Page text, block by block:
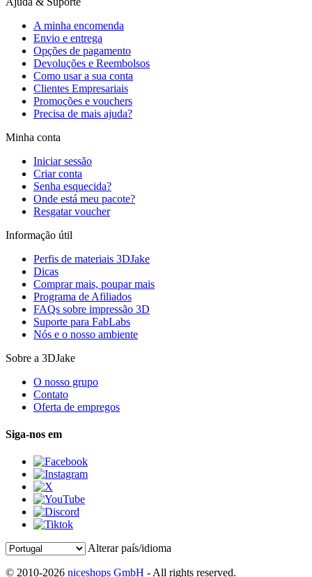
A minha encomenda
Envio e entrega
Opções de pagamento
Devoluções e Reembolsos
Como usar a sua conta
Clientes Empresariais
Promoções e vouchers
Precisa de mais ajuda?
Minha conta
Iniciar sessão
Criar conta
Senha esquecida?
Onde está meu pacote?
Resgatar voucher
Informação útil
Perfis de materiais 3DJake
Dicas
Comprar mais, poupar mais
Programa de Afiliados
FAQs sobre impressão 3D
Suporte para FabLabs
Nós e o nosso ambiente
Sobre a 3DJake
O nosso grupo
Contato
Oferta de empregos
Siga-nos em
Alterar país/idioma
© 2010-2026 niceshops GmbH - All rights reserved.